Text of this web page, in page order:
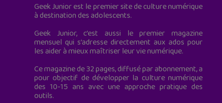
Geek Junior est le premier site de culture numérique
à destination des adolescents.
Geek Junior, c’est aussi le premier magazine
mensuel qui s’adresse directement aux ados pour
les aider à mieux maîtriser leur vie numérique.
Ce magazine de 32 pages, diffusé par abonnement, a
pour objectif de développer la culture numérique
des 10-15 ans avec une approche pratique des
outils.